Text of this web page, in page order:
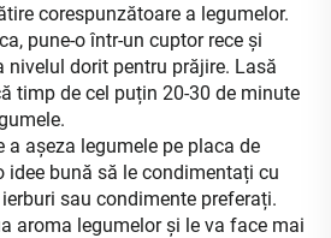
corespunzătoare a legumelor.
pune-o într-un cuptor rece și
nivelul dorit pentru prăjire. Lasă
timp de cel puțin 20-30 de minute
a așeza legumele pe placa de
idee bună să le condimentați cu
sau condimente preferați.
aroma legumelor și le va face mai